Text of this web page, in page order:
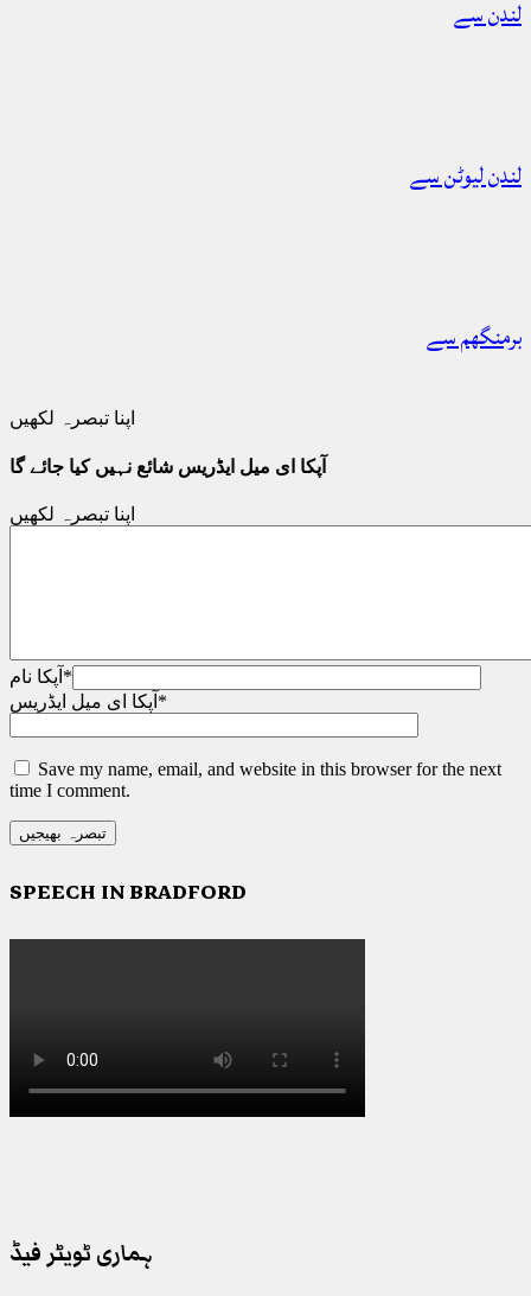
لندن سے
لندن لیوٹن سے
برمنگھم سے
اپنا تبصرہ لکھیں
آپکا ای میل ایڈریس شائع نہیں کیا جائے گا
اپنا تبصرہ لکھیں
آپکا نام *
آپکا ای میل ایڈریس *
Save my name, email, and website in this browser for the next
time I comment.
SPEECH IN BRADFORD
ہماری ٹویٹر فیڈ